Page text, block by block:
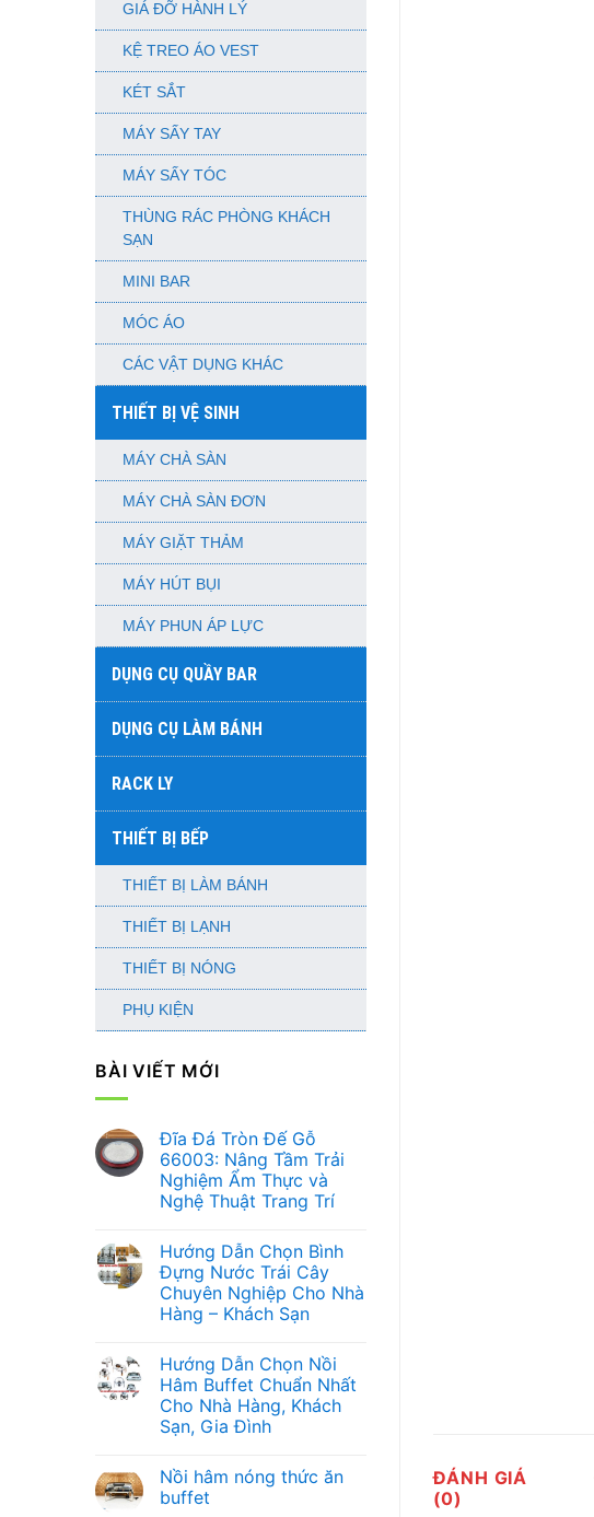
GIÁ ĐỠ HÀNH LÝ
KỆ TREO ÁO VEST
KÉT SẮT
MÁY SẤY TAY
MÁY SẤY TÓC
THÙNG RÁC PHÒNG KHÁCH
SẠN
MINI BAR
MÓC ÁO
CÁC VẬT DỤNG KHÁC
THIẾT BỊ VỆ SINH
MÁY CHÀ SÀN
MÁY CHÀ SÀN ĐƠN
MÁY GIẶT THẢM
MÁY HÚT BỤI
MÁY PHUN ÁP LỰC
DỤNG CỤ QUẦY BAR
DỤNG CỤ LÀM BÁNH
RACK LY
THIẾT BỊ BẾP
THIẾT BỊ LÀM BÁNH
THIẾT BỊ LẠNH
THIẾT BỊ NÓNG
PHỤ KIỆN
BÀI VIẾT MỚI
Đĩa Đá Tròn Đế Gỗ
66003: Nâng Tầm Trải
Nghiệm Ẩm Thực và
Nghệ Thuật Trang Trí
bình
luận
ở
Đĩa
Đá
Tròn
66003:
Nâng
Tầm
Trải
Nghiệm
Ẩm
Nghệ
Thuật
Trang
Hướng Dẫn Chọn Bình
Đựng Nước Trái Cây
Chuyên Nghiệp Cho Nhà
Hàng – Khách Sạn
bình
luận
ở
Hướng
Dẫn
Chọn
Nước
Trái
Cây
Hướng Dẫn Chọn Nồi
Hâm Buffet Chuẩn Nhất
Cho Nhà Hàng, Khách
Sạn, Gia Đình
bình
luận
ở
Nồi hâm nóng thức ăn
buffet
ĐÁNH GIÁ
(0)